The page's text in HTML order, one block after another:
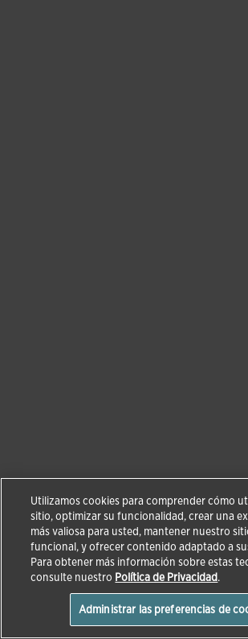
Utilizamos cookies para comprender cómo
sitio, optimizar su funcionalidad, crear una
más valiosa para usted, mantener nuestro
funcional, y ofrecer contenido adaptado a
Para obtener más información sobre estas
consulte nuestro Política de Privacidad .
Administrar las preferencias de